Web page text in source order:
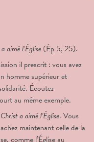
aimé l’Église (Ép 5, 25).
il prescrit : vous avez
homme supérieur et
Écoutez
au même exemple.
a aimé l’Église. Vous
maintenant celle de la
comme l’Église au